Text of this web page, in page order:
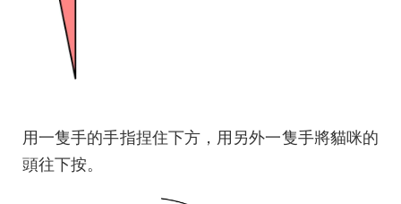
用一隻手的手指捏住下方，用另外一隻手將貓咪的
頭往下按。